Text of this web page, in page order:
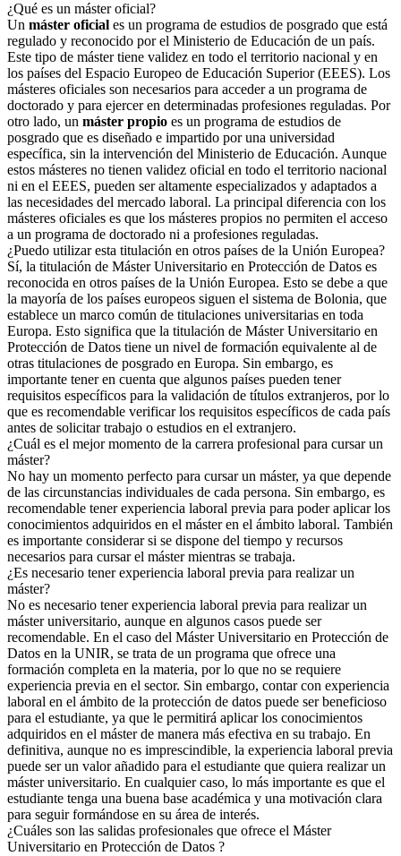
¿Qué es un máster oficial?
Un máster oficial es un programa de estudios de posgrado que está
regulado y reconocido por el Ministerio de Educación de un país.
Este tipo de máster tiene validez en todo el territorio nacional y en
los países del Espacio Europeo de Educación Superior (EEES). Los
másteres oficiales son necesarios para acceder a un programa de
doctorado y para ejercer en determinadas profesiones reguladas. Por
otro lado, un máster propio es un programa de estudios de
posgrado que es diseñado e impartido por una universidad
específica, sin la intervención del Ministerio de Educación. Aunque
estos másteres no tienen validez oficial en todo el territorio nacional
ni en el EEES, pueden ser altamente especializados y adaptados a
las necesidades del mercado laboral. La principal diferencia con los
másteres oficiales es que los másteres propios no permiten el acceso
a un programa de doctorado ni a profesiones reguladas.
¿Puedo utilizar esta titulación en otros países de la Unión Europea?
Sí, la titulación de Máster Universitario en Protección de Datos es
reconocida en otros países de la Unión Europea. Esto se debe a que
la mayoría de los países europeos siguen el sistema de Bolonia, que
establece un marco común de titulaciones universitarias en toda
Europa. Esto significa que la titulación de Máster Universitario en
Protección de Datos tiene un nivel de formación equivalente al de
otras titulaciones de posgrado en Europa. Sin embargo, es
importante tener en cuenta que algunos países pueden tener
requisitos específicos para la validación de títulos extranjeros, por lo
que es recomendable verificar los requisitos específicos de cada país
antes de solicitar trabajo o estudios en el extranjero.
¿Cuál es el mejor momento de la carrera profesional para cursar un
máster?
No hay un momento perfecto para cursar un máster, ya que depende
de las circunstancias individuales de cada persona. Sin embargo, es
recomendable tener experiencia laboral previa para poder aplicar los
conocimientos adquiridos en el máster en el ámbito laboral. También
es importante considerar si se dispone del tiempo y recursos
necesarios para cursar el máster mientras se trabaja.
¿Es necesario tener experiencia laboral previa para realizar un
máster?
No es necesario tener experiencia laboral previa para realizar un
máster universitario, aunque en algunos casos puede ser
recomendable. En el caso del Máster Universitario en Protección de
Datos en la UNIR, se trata de un programa que ofrece una
formación completa en la materia, por lo que no se requiere
experiencia previa en el sector. Sin embargo, contar con experiencia
laboral en el ámbito de la protección de datos puede ser beneficioso
para el estudiante, ya que le permitirá aplicar los conocimientos
adquiridos en el máster de manera más efectiva en su trabajo. En
definitiva, aunque no es imprescindible, la experiencia laboral previa
puede ser un valor añadido para el estudiante que quiera realizar un
máster universitario. En cualquier caso, lo más importante es que el
estudiante tenga una buena base académica y una motivación clara
para seguir formándose en su área de interés.
¿Cuáles son las salidas profesionales que ofrece el Máster
Universitario en Protección de Datos ?